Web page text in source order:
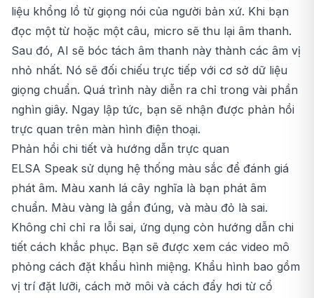
liệu khổng lồ từ giọng nói của người bản xứ. Khi bạn
đọc một từ hoặc một câu, micro sẽ thu lại âm thanh.
Sau đó, AI sẽ bóc tách âm thanh này thành các âm vị
nhỏ nhất. Nó sẽ đối chiếu trực tiếp với cơ sở dữ liệu
giọng chuẩn. Quá trình này diễn ra chỉ trong vài phần
nghìn giây. Ngay lập tức, bạn sẽ nhận được phản hồi
trực quan trên màn hình điện thoại.
Phản hồi chi tiết và hướng dẫn trực quan
ELSA Speak sử dụng hệ thống màu sắc để đánh giá
phát âm. Màu xanh lá cây nghĩa là bạn phát âm
chuẩn. Màu vàng là gần đúng, và màu đỏ là sai.
Không chỉ chỉ ra lỗi sai, ứng dụng còn hướng dẫn chi
tiết cách khắc phục. Bạn sẽ được xem các video mô
phỏng cách đặt khẩu hình miệng. Khẩu hình bao gồm
vị trí đặt lưỡi, cách mở môi và cách đẩy hơi từ cổ